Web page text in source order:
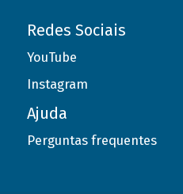
Redes Sociais
YouTube
Instagram
Ajuda
Perguntas frequentes